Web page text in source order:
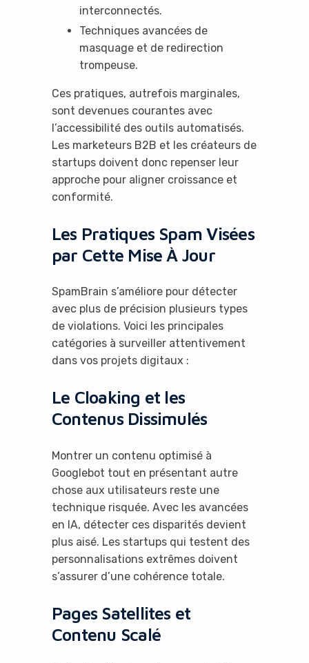
interconnectés.
Techniques avancées de
masquage et de redirection
trompeuse.
Ces pratiques, autrefois marginales,
sont devenues courantes avec
l’accessibilité des outils automatisés.
Les marketeurs B2B et les créateurs de
startups doivent donc repenser leur
approche pour aligner croissance et
conformité.
Les Pratiques Spam Visées
par Cette Mise À Jour
SpamBrain s’améliore pour détecter
avec plus de précision plusieurs types
de violations. Voici les principales
catégories à surveiller attentivement
dans vos projets digitaux :
Le Cloaking et les
Contenus Dissimulés
Montrer un contenu optimisé à
Googlebot tout en présentant autre
chose aux utilisateurs reste une
technique risquée. Avec les avancées
en IA, détecter ces disparités devient
plus aisé. Les startups qui testent des
personnalisations extrêmes doivent
s’assurer d’une cohérence totale.
Pages Satellites et
Contenu Scalé